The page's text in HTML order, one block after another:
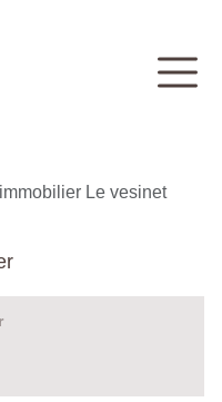
immobilier Le vesinet